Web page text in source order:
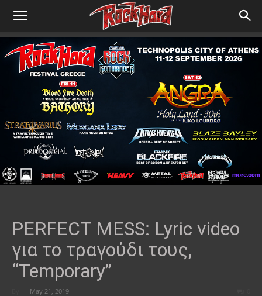
PERFECT MESS: Lyric video
για το τραγούδι τους,
“Temporary”
May 21, 2019